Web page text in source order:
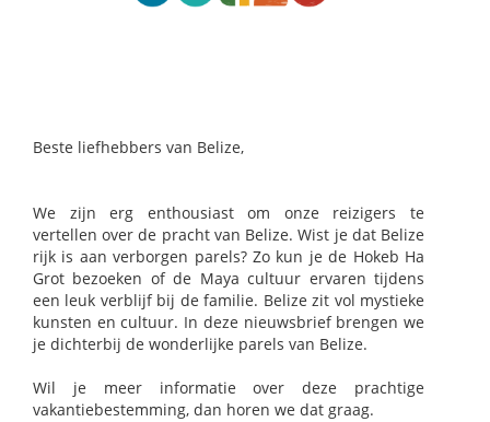
Beste liefhebbers van Belize,
We zijn erg enthousiast om onze reizigers te
vertellen over de pracht van Belize. Wist je dat Belize
rijk is aan verborgen parels? Zo kun je de Hokeb Ha
Grot bezoeken of de Maya cultuur ervaren tijdens
een leuk verblijf bij de familie. Belize zit vol mystieke
kunsten en cultuur. In deze nieuwsbrief brengen we
je dichterbij de wonderlijke parels van Belize.
Wil je meer informatie over deze prachtige
vakantiebestemming, dan horen we dat graag.